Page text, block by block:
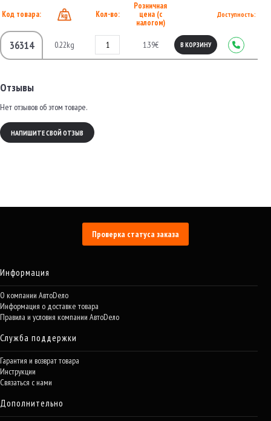
Код товара: Кол-во:
Розничная
цена (с
налогом)
Доступность:
36314 0.22kg 1.39€ В КОРЗИНУ
Отзывы
Нет отзывов об этом товаре.
НАПИШИТЕ СВОЙ ОТЗЫВ
Проверка статуса заказа
Информация
О компании АвтоDело
Информация о доставке товара
Правила и условия компании АвтоDело
Служба поддержки
Гарантия и возврат товара
Инструкции
Связаться с нами
Дополнительно